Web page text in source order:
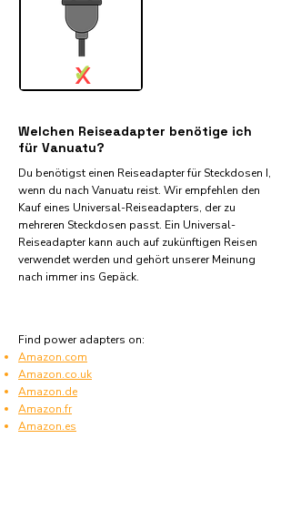
X
✓
Welchen Reiseadapter benötige ich
für Vanuatu?
Du benötigst einen Reiseadapter für Steckdosen I,
wenn du nach Vanuatu reist. Wir empfehlen den
Kauf eines Universal-Reiseadapters, der zu
mehreren Steckdosen passt. Ein Universal-
Reiseadapter kann auch auf zukünftigen Reisen
verwendet werden und gehört unserer Meinung
nach immer ins Gepäck.
Find power adapters on:
Amazon.com
Amazon.co.uk
Amazon.de
Amazon.fr
Amazon.es